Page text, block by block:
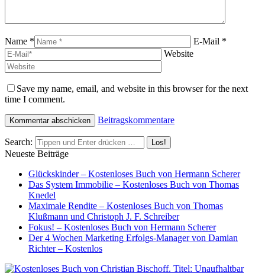
Name *
E-Mail *
Website
Save my name, email, and website in this browser for the next
time I comment.
Beitragskommentare
Search:
Neueste Beiträge
Glückskinder – Kostenloses Buch von Hermann Scherer
Das System Immobilie – Kostenloses Buch von Thomas
Knedel
Maximale Rendite – Kostenloses Buch von Thomas
Klußmann und Christoph J. F. Schreiber
Fokus! – Kostenloses Buch von Hermann Scherer
Der 4 Wochen Marketing Erfolgs-Manager von Damian
Richter – Kostenlos